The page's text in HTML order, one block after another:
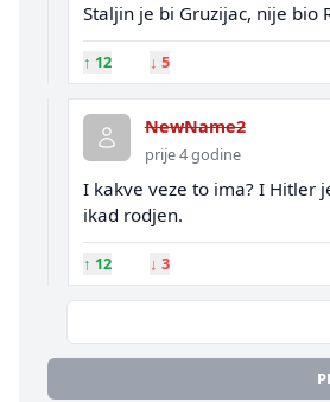
Staljin je bi Gruzijac, nije bio
↑ 12 ↓ 5
NewName2
prije 4 godine
I kakve veze to ima? I Hitler
ikad rodjen.
↑ 12 ↓ 3